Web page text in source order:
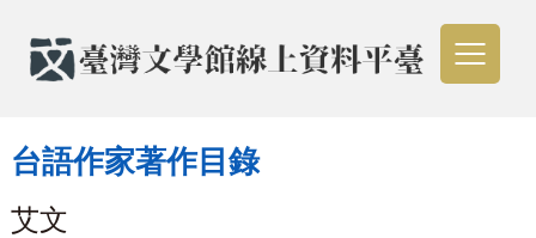
台語作家著作目錄
艾文